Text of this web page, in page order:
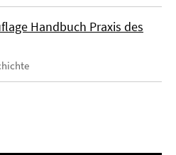
Handbuch Praxis des